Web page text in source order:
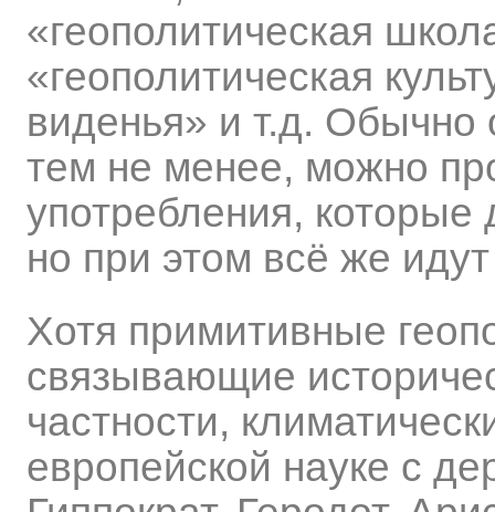
«геополитическая
«геополитическая
виденья» и т.д. Обычно
тем не менее, можно
употребления, которые
но при этом всё же
Хотя примитивные
связывающие
частности,
европейской науке с